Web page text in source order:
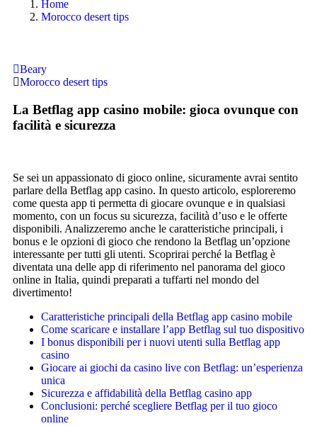
Home
Morocco desert tips
Beary
Morocco desert tips
La Betflag app casino mobile: gioca ovunque con
facilità e sicurezza
Se sei un appassionato di gioco online, sicuramente avrai sentito
parlare della Betflag app casino. In questo articolo, esploreremo
come questa app ti permetta di giocare ovunque e in qualsiasi
momento, con un focus su sicurezza, facilità d’uso e le offerte
disponibili. Analizzeremo anche le caratteristiche principali, i
bonus e le opzioni di gioco che rendono la Betflag un’opzione
interessante per tutti gli utenti. Scoprirai perché la Betflag è
diventata una delle app di riferimento nel panorama del gioco
online in Italia, quindi preparati a tuffarti nel mondo del
divertimento!
Caratteristiche principali della Betflag app casino mobile
Come scaricare e installare l’app Betflag sul tuo dispositivo
I bonus disponibili per i nuovi utenti sulla Betflag app
casino
Giocare ai giochi da casino live con Betflag: un’esperienza
unica
Sicurezza e affidabilità della Betflag casino app
Conclusioni: perché scegliere Betflag per il tuo gioco
online